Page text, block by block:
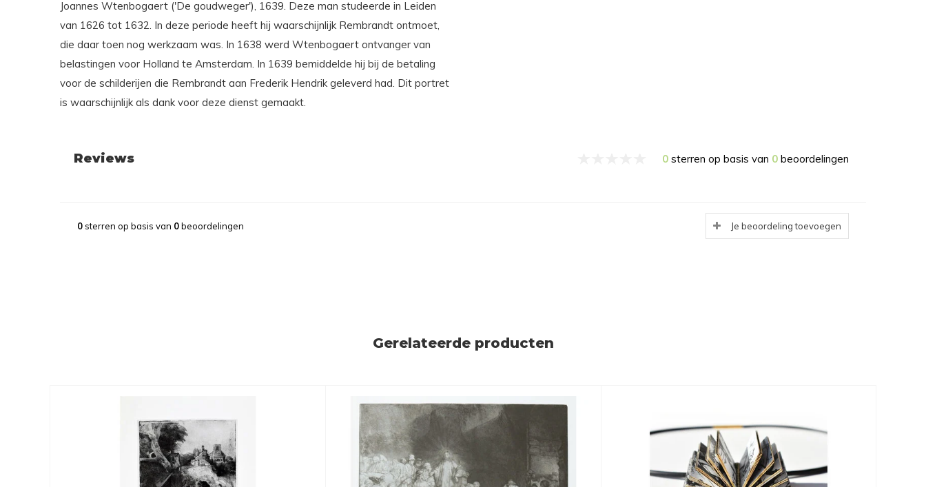
Joannes Wtenbogaert ('De goudweger'), 1639. Deze man studeerde in Leiden
van 1626 tot 1632. In deze periode heeft hij waarschijnlijk Rembrandt ontmoet,
die daar toen nog werkzaam was. In 1638 werd Wtenbogaert ontvanger van
belastingen voor Holland te Amsterdam. In 1639 bemiddelde hij bij de betaling
voor de schilderijen die Rembrandt aan Frederik Hendrik geleverd had. Dit portret
is waarschijnlijk als dank voor deze dienst gemaakt.
Reviews 0 sterren op basis van 0 beoordelingen
0sterren op basis van 0beoordelingen Je beoordeling toevoegen
Gerelateerde producten